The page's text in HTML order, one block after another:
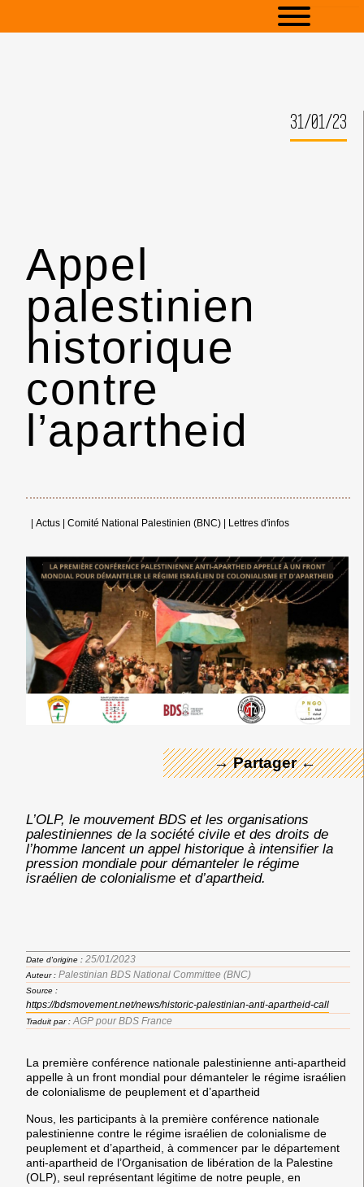
31/01/23
Appel
palestinien
historique
contre
l’apartheid
Actus Comité National Palestinien (BNC) Lettres d'infos
→ Partager ←
← Merci ! →
L’OLP, le mouvement BDS et les organisations
palestiniennes de la société civile et des droits de
l’homme lancent un appel historique à intensifier la
pression mondiale pour démanteler le régime
israélien de colonialisme et d’apartheid.
Date d'origine : 25/01/2023
Auteur : Palestinian BDS National Committee (BNC)
Source :
https://bdsmovement.net/news/historic-palestinian-anti-apartheid-call
Traduit par : AGP pour BDS France
La première conférence nationale palestinienne anti-apartheid
appelle à un front mondial pour démanteler le régime israélien
de colonialisme de peuplement et d’apartheid
Nous, les participants à la première conférence nationale
palestinienne contre le régime israélien de colonialisme de
peuplement et d’apartheid, à commencer par le département
anti-apartheid de l’Organisation de libération de la Palestine
(OLP), seul représentant légitime de notre peuple, en